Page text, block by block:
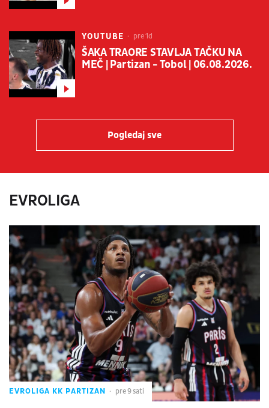
YOUTUBE pre 1d
ŠAKA TRAORE STAVLJA TAČKU NA
MEČ | Partizan - Tobol | 06.08.2026.
Pogledaj sve
EVROLIGA
EVROLIGA KK PARTIZAN pre 9 sati